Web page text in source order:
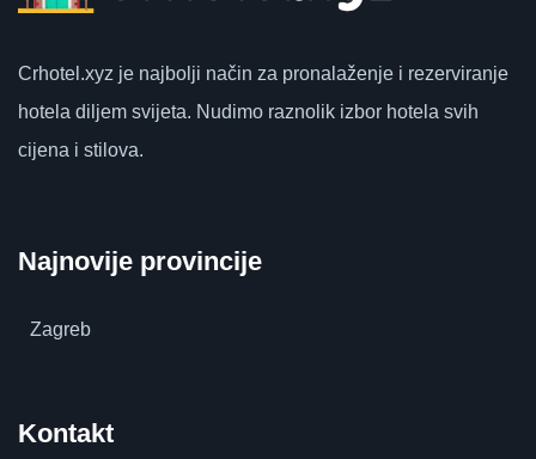
Crhotel.xyz je najbolji način za pronalaženje i rezerviranje
hotela diljem svijeta. Nudimo raznolik izbor hotela svih
cijena i stilova.
Najnovije provincije
Zagreb
Kontakt